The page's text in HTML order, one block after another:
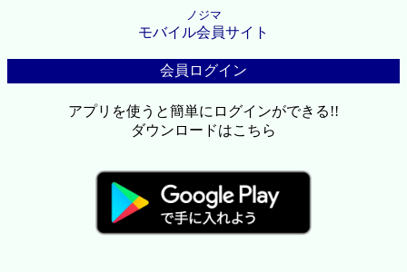
ノジマ
モバイル会員サイト
会員ログイン
アプリを使うと簡単にログインができる!!
ダウンロードはこちら